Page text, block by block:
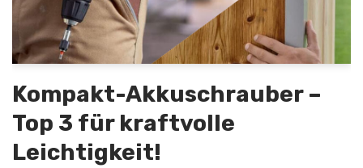
Kompakt-Akkuschrauber –
Top 3 für kraftvolle
Leichtigkeit!